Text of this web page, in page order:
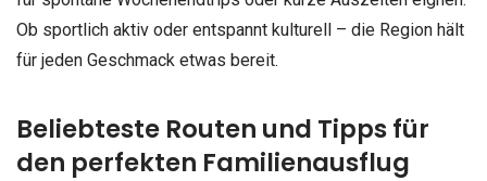
Ob sportlich aktiv oder entspannt kulturell – die Region hält
für jeden Geschmack etwas bereit.
Beliebteste Routen und Tipps für
den perfekten Familienausflug